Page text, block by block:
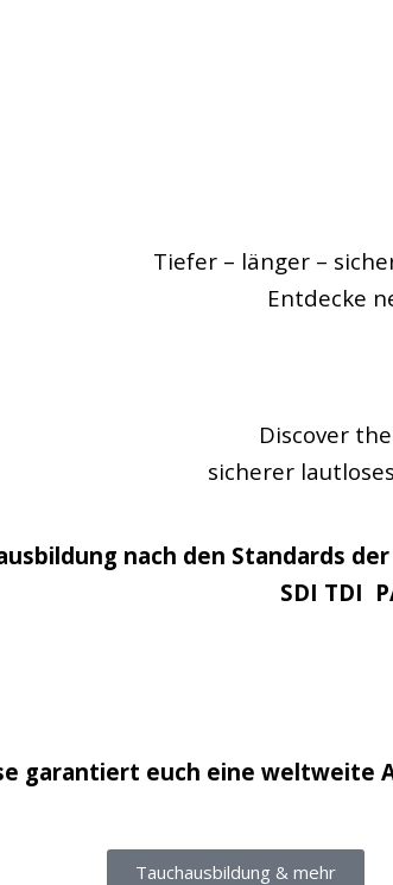
Tiefer – länger –
Entdecke
Discover
sicherer
nach den Standards
SDI TDI
garantiert euch eine weltweite
Tauchausbildung & mehr